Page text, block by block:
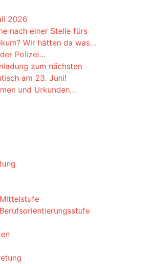
2026
nach einer Stelle fürs
Wir hätten da was…
Polizei…
zum nächsten
am 23. Juni!
und Urkunden…